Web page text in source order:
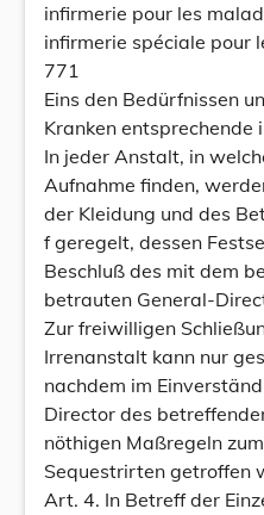
infirmerie pour les
infirmerie spéciale pour
771
Eins den Bedürfnissen
Kranken entsprechende
In jeder Anstalt, in
Aufnahme finden,
der Kleidung und des
f geregelt, dessen
Beschluß des mit dem
betrauten General-
Zur freiwilligen
Irrenanstalt kann nur
nachdem im
Director des
nöthigen Maßregeln
Sequestrirten getroffen
Art. 4. In Betreff der